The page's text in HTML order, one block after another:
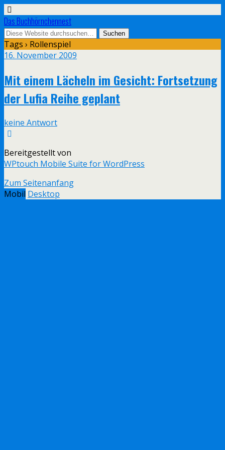
Das Buchhörnchennest
Tags › Rollenspiel
16. November 2009
Mit einem Lächeln im Gesicht: Fortsetzung
der Lufia Reihe geplant
keine Antwort
Bereitgestellt von
WPtouch Mobile Suite for WordPress
Zum Seitenanfang
Mobil Desktop